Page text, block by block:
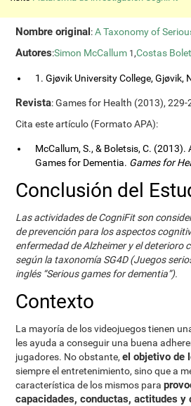
Nombre original:A Taxonomy of
Autores:Simon McCallum 1,Costas
1. Gjøvik University College, Gjøvik,
Revista: Games for Health (2013), 229-
Cita este artículo (Formato APA):
McCallum, S., & Boletsis, C. (2013).
Games for Dementia. Games for
Conclusión del
Las actividades de CogniFit son
de prevención para los aspectos
enfermedad de Alzheimer y el deterioro
según la taxonomía SG4D (Juegos
inglés “Serious games for dementia”).
Contexto
La mayoría de los videojuegos tienen
les ayuda a conseguir una buena
jugadores. No obstante,el objetivo de
siempre el entretenimiento, sino que a
característica de los mismos para
capacidades, conductas, actitudes y